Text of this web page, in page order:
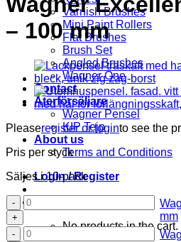
Varnish Brushes
Mini Paint Rollers
Flat Brushes
Brush Set
Angled Brushes
Wagner One
Contact
Återförsäljare
Wagner Pensel
KIP Tejp
About us
Terms and Conditions
Login / Register
No products in the cart.
– 100 mm
Pleaseregister or loginto see the
Pris per styck
Säljes i 10-pack
Wagner
Excellent
Fasad
70
mm
Wagner